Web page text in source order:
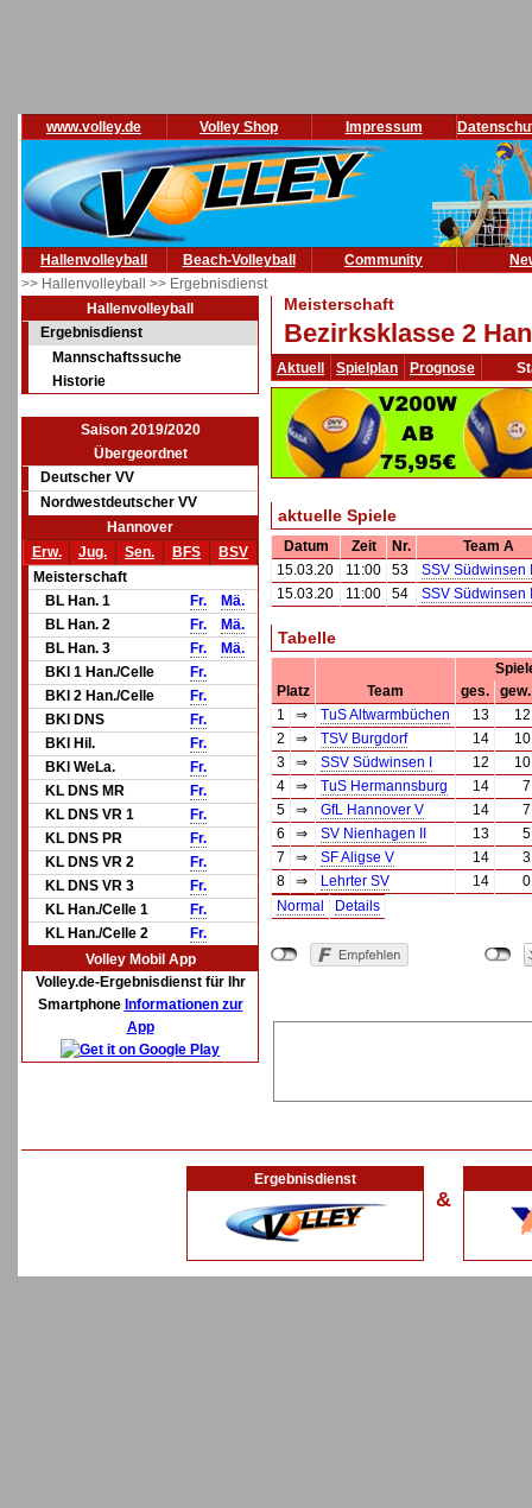
www.volley.de Volley Shop Impressum
Hallenvolleyball Beach-Volleyball Community
>> Hallenvolleyball >> Ergebnisdienst
Hallenvolleyball
Ergebnisdienst
Mannschaftssuche
Historie
Saison 2019/2020
Übergeordnet
Deutscher VV
Nordwestdeutscher VV
Hannover
Erw.
Jug. Sen. BFS
BSV
Meisterschaft
BL Han. 1
Fr.
Mä.
BL Han. 2
Fr.
Mä.
BL Han. 3
Fr.
Mä.
BKl 1 Han./Celle
Fr.
BKl 2 Han./Celle
Fr.
BKl DNS
Fr.
BKl Hil.
Fr.
BKl WeLa.
Fr.
KL DNS MR
Fr.
KL DNS VR 1
Fr.
KL DNS PR
Fr.
KL DNS VR 2
Fr.
KL DNS VR 3
Fr.
KL Han./Celle 1
Fr.
KL Han./Celle 2
Fr.
Volley Mobil App
Volley.de-Ergebnisdienst für Ihr
Smartphone Informationen zur
App
Meisterschaft
Bezirksklasse 2
Aktuell Spielplan Prognose
aktuelle Spiele
Datum Zeit Nr.
Team A
15.03.20
11:00 53
SSV Südwinsen
15.03.20
11:00 54 SSV Südwinsen
Tabelle
Platz
Team ges.
gew.
1
⇒ TuS Altwarmbüchen 13
12
2
⇒ TSV Burgdorf 14
10
3
⇒ SSV Südwinsen I 12
10
4
⇒ TuS Hermannsburg 14
7
5
⇒ GfL Hannover V 14
7
6
⇒ SV Nienhagen II 13
5
7
⇒ SF Aligse V 14
3
8
⇒ Lehrter SV 14
0
Normal
Details
Ergebnisdienst
&